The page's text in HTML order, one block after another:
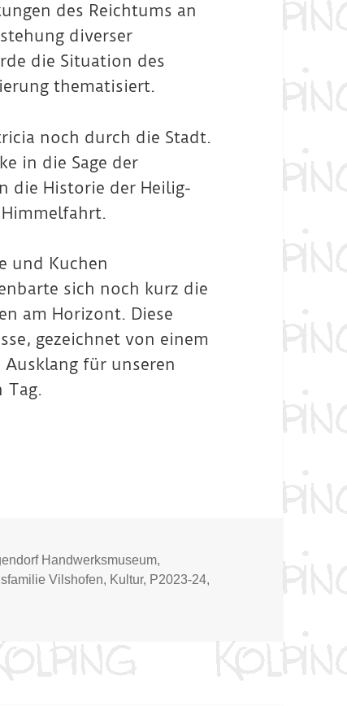
des Reichtums an
diverser
die Situation des
thematisiert.
noch durch die Stadt.
in die Sage der
die Historie der Heilig-
und Kuchen
sich noch kurz die
am Horizont. Diese
gezeichnet von einem
für unseren
Tag.
Handwerksmuseum,
Vilshofen, Kultur, P2023-24,
zu Museums-Tag